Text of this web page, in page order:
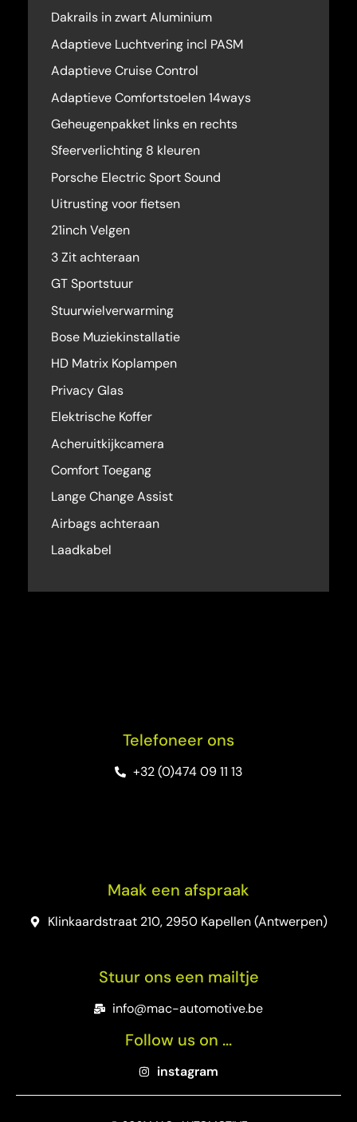
Dakrails in zwart Aluminium
Adaptieve Luchtvering incl PASM
Adaptieve Cruise Control
Adaptieve Comfortstoelen 14ways
Geheugenpakket links en rechts
Sfeerverlichting 8 kleuren
Porsche Electric Sport Sound
Uitrusting voor fietsen
21inch Velgen
3 Zit achteraan
GT Sportstuur
Stuurwielverwarming
Bose Muziekinstallatie
HD Matrix Koplampen
Privacy Glas
Elektrische Koffer
Acheruitkijkcamera
Comfort Toegang
Lange Change Assist
Airbags achteraan
Laadkabel
Telefoneer ons
+32 (0)474 09 11 13
Maak een afspraak
Klinkaardstraat 210, 2950 Kapellen (Antwerpen)
Stuur ons een mailtje
info@mac-automotive.be
Follow us on ...
instagram